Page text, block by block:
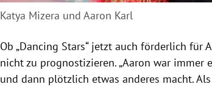
Katya Mizera und Aaron Karl
Ob „Dancing Stars“ jetzt auch förderlich für
nicht zu prognostizieren. „Aaron war
und dann plötzlich etwas anderes macht.